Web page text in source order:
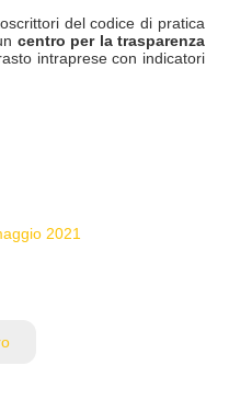
del codice di pratica
centro per la trasparenza
intraprese con indicatori
2021